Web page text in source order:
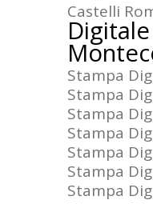
Castelli
Digitale
Stampa
Stampa
Stampa
Stampa
Stampa
Stampa
Stampa